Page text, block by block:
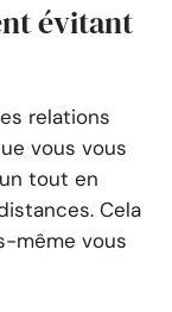
évitant
relations
vous vous
tout en
Cela
même vous